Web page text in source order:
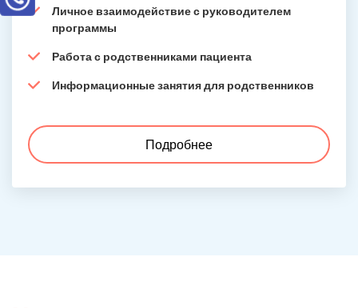
Личное взаимодействие с руководителем
программы
Работа с родственниками пациента
Информационные занятия для родственников
Подробнее